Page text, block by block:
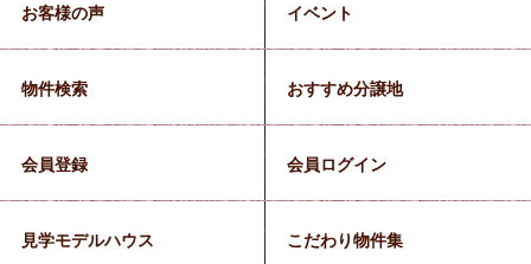
お客様の声 イベント
物件検索 おすすめ分譲地
会員登録 会員ログイン
見学モデルハウス こだわり物件集